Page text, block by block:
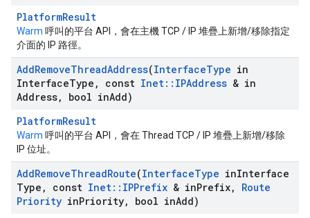
PlatformResult
Warm 呼叫的平台 API，會在主機 TCP / IP 堆疊上新增/移除指定
介面的 IP 路徑。
AddRemoveThreadAddress(InterfaceType in
InterfaceType , const Inet:: IPAddress & in
Address, bool inAdd)
PlatformResult
Warm 呼叫的平台 API，會在 Thread TCP / IP 堆疊上新增/移除
IP 位址。
AddRemoveThreadRoute(InterfaceType inInterface
Type , const Inet:: IPPrefix & inPrefix,
Route
Priority inPriority, bool inAdd)